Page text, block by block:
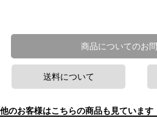
商品についてのお
送料について
他のお客様はこちらの商品も見ています